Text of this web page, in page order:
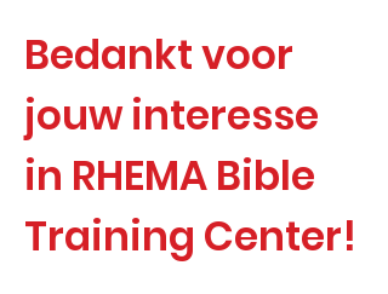
Bedankt voor
jouw interesse
in RHEMA Bible
Training Center!